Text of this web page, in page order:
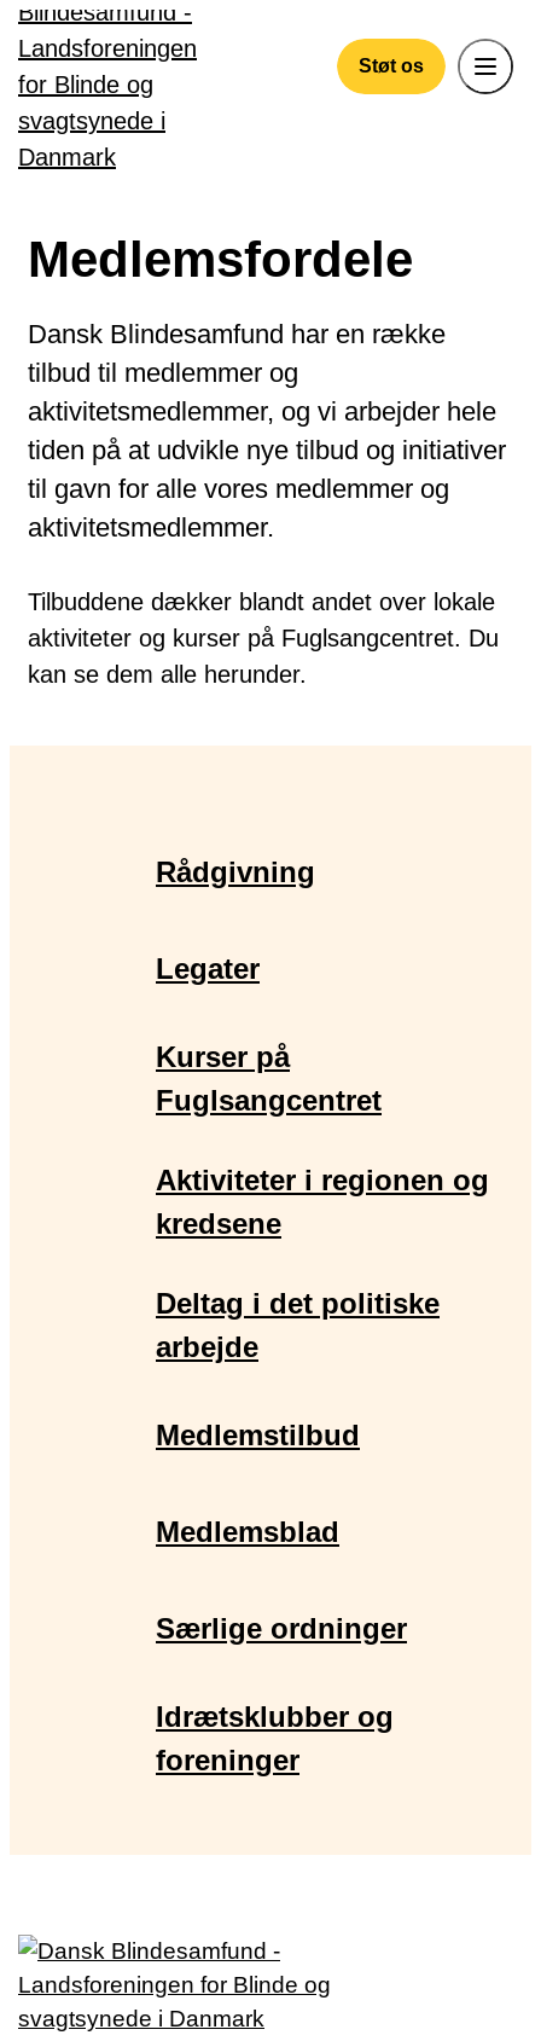
Gå til hovedindhold
Støt os
Medlemsfordele
Dansk Blindesamfund har en række
tilbud til medlemmer og
aktivitetsmedlemmer, og vi arbejder hele
tiden på at udvikle nye tilbud og initiativer
til gavn for alle vores medlemmer og
aktivitetsmedlemmer.
Tilbuddene dækker blandt andet over lokale
aktiviteter og kurser på Fuglsangcentret. Du
kan se dem alle herunder.
Rådgivning
Legater
Kurser på
Fuglsangcentret
Aktiviteter i regionen og
kredsene
Deltag i det politiske
arbejde
Medlemstilbud
Medlemsblad
Særlige ordninger
Idrætsklubber og
foreninger